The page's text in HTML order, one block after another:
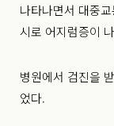
나타나면서 대중
시로 어지럼증이
병원에서 검진을
었다.